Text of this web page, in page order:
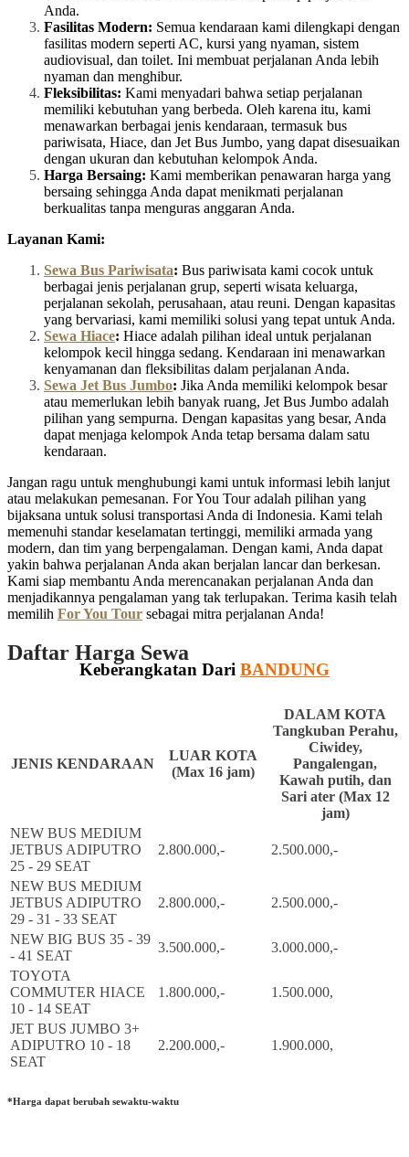
Anda.
Fasilitas Modern: Semua kendaraan kami dilengkapi dengan
fasilitas modern seperti AC, kursi yang nyaman, sistem
audiovisual, dan toilet. Ini membuat perjalanan Anda lebih
nyaman dan menghibur.
Fleksibilitas: Kami menyadari bahwa setiap perjalanan
memiliki kebutuhan yang berbeda. Oleh karena itu, kami
menawarkan berbagai jenis kendaraan, termasuk bus
pariwisata, Hiace, dan Jet Bus Jumbo, yang dapat disesuaikan
dengan ukuran dan kebutuhan kelompok Anda.
Harga Bersaing: Kami memberikan penawaran harga yang
bersaing sehingga Anda dapat menikmati perjalanan
berkualitas tanpa menguras anggaran Anda.
Layanan Kami:
Sewa Bus Pariwisata: Bus pariwisata kami cocok untuk
berbagai jenis perjalanan grup, seperti wisata keluarga,
perjalanan sekolah, perusahaan, atau reuni. Dengan kapasitas
yang bervariasi, kami memiliki solusi yang tepat untuk Anda.
Sewa Hiace: Hiace adalah pilihan ideal untuk perjalanan
kelompok kecil hingga sedang. Kendaraan ini menawarkan
kenyamanan dan fleksibilitas dalam perjalanan Anda.
Sewa Jet Bus Jumbo: Jika Anda memiliki kelompok besar
atau memerlukan lebih banyak ruang, Jet Bus Jumbo adalah
pilihan yang sempurna. Dengan kapasitas yang besar, Anda
dapat menjaga kelompok Anda tetap bersama dalam satu
kendaraan.
Jangan ragu untuk menghubungi kami untuk informasi lebih lanjut
atau melakukan pemesanan. For You Tour adalah pilihan yang
bijaksana untuk solusi transportasi Anda di Indonesia. Kami telah
memenuhi standar keselamatan tertinggi, memiliki armada yang
modern, dan tim yang berpengalaman. Dengan kami, Anda dapat
yakin bahwa perjalanan Anda akan berjalan lancar dan berkesan.
Kami siap membantu Anda merencanakan perjalanan Anda dan
menjadikannya pengalaman yang tak terlupakan. Terima kasih telah
memilih For You Tour sebagai mitra perjalanan Anda!
Daftar Harga Sewa
Keberangkatan Dari BANDUNG
JENIS KENDARAAN
LUAR KOTA
(Max 16 jam)
DALAM KOTA
Tangkuban Perahu,
Ciwidey,
Pangalengan,
Kawah putih, dan
Sari ater (Max 12
jam)
NEW BUS MEDIUM
JETBUS ADIPUTRO
25 - 29 SEAT
2.800.000,- 2.500.000,-
NEW BUS MEDIUM
JETBUS ADIPUTRO
29 - 31 - 33 SEAT
2.800.000,- 2.500.000,-
NEW BIG BUS 35 - 39
- 41 SEAT
3.500.000,-
3.000.000,-
TOYOTA
COMMUTER HIACE
10 - 14 SEAT
1.800.000,- 1.500.000,
JET BUS JUMBO 3+
ADIPUTRO 10 - 18
SEAT
2.200.000,- 1.900.000,
*Harga dapat berubah sewaktu-waktu